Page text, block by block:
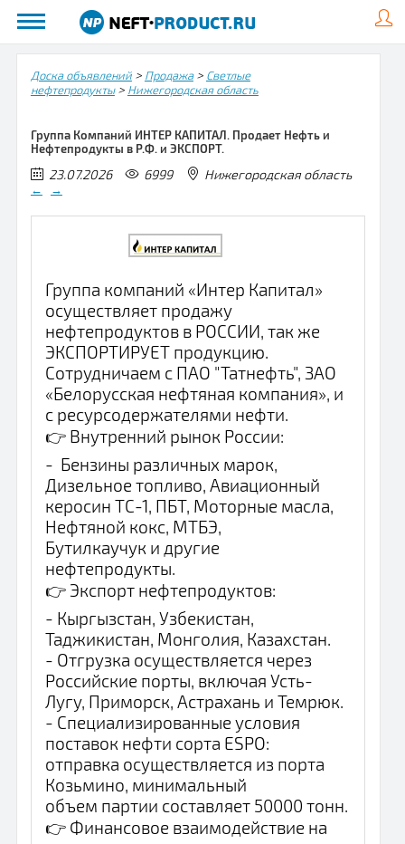
Доска объявлений> Продажа> Светлые
нефтепродукты> Нижегородская область
Группа Компаний ИНТЕР КАПИТАЛ. Продает Нефть и
Нефтепродукты в Р.Ф. и ЭКСПОРТ.
23.07.2026 6999 Нижегородская область
← →
Группа компаний «Интер Капитал»
осуществляет продажу
нефтепродуктов в РОССИИ, так же
ЭКСПОРТИРУЕТ продукцию.
Сотрудничаем с ПАО "Татнефть", ЗАО
«Белорусская нефтяная компания», и
с ресурсодержателями нефти.
👉 Внутренний рынок России:
- Бензины различных марок,
Дизельное топливо, Авиационный
керосин ТС-1, ПБТ, Моторные масла,
Нефтяной кокс, МТБЭ,
Бутилкаучук и другие
нефтепродукты.
👉 Экспорт нефтепродуктов:
- Кыргызстан, Узбекистан,
Таджикистан, Монголия, Казахстан.
- Отгрузка осуществляется через
Российские порты, включая Усть-
Лугу, Приморск, Астрахань и Темрюк.
- Специализированные условия
поставок нефти сорта ESPO:
отправка осуществляется из порта
Козьмино, минимальный
объем партии составляет 50000 тонн.
👉 Финансовое взаимодействие на